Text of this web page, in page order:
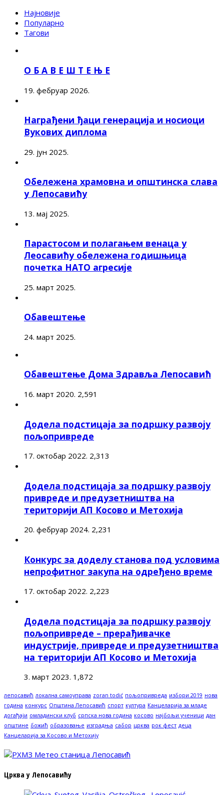
Најновије
Популарно
Тагови
О Б А В Е Ш Т Е Њ Е
19. фебруар 2026.
Награђени ђаци генерација и носиоци
Вукових диплома
29. јун 2025.
Обележена храмовна и општинска слава
у Лепосавићу
13. мај 2025.
Парастосом и полагањем венаца у
Леосавићу обележена годишњица
почетка НАТО агресије
25. март 2025.
Обавештење
24. март 2025.
Обавештење Дома Здравља Лепосавић
16. март 2020. 2,591
Додела подстицаја за подршку развоју
пољопривреде
17. октобар 2022. 2,313
Додела подстицаја за подршку развоју
привреде и предузетништва на
територији АП Косово и Метохија
20. фебруар 2024. 2,231
Конкурс за доделу станова под условима
непрофитног закупа на одређено време
17. октобар 2022. 2,223
Додела подстицаја за подршку развоју
пољопривреде – прерађивачке
индустрије, привреде и предузетништва
на територији АП Косово и Метохија
3. март 2023. 1,872
лепосавић локална самоуправа zoran todić пољопривреда избори 2019 нова
година конкурс Општина Лепосавић спорт култура Канцеларија за младе
догађаји омладински клуб српска нова година косово најбољи ученици дан
општине божић образовање изградња сабор црква рок фест деца
Канцеларија за Косово и Метохију
Црква у Лепосавићу